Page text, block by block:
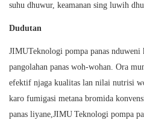
suhu dhuwur, keamanan sing luwih
Dudutan
JIMUTeknologi pompa panas
pangolahan panas woh-wohan. Ora
efektif njaga kualitas lan nilai nutrisi
karo fumigasi metana bromida
panas liyane,JIMU Teknologi pompa